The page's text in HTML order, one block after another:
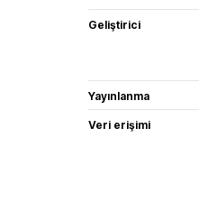
Geliştirici
Yayınlanma
Veri erişimi